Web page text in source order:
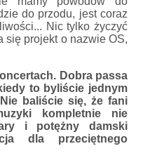
do przodu, jest coraz
Nic tylko życzyć
się projekt o nazwie OS,
Dobra passa
to byliście jednym
baliście się, że fani
kompletnie nie
i potężny damski
dla przeciętnego